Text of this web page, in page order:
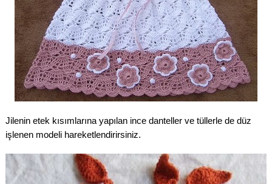
Jilenin etek kısımlarına yapılan ince danteller ve tüllerle de düz
işlenen modeli hareketlendirirsiniz.